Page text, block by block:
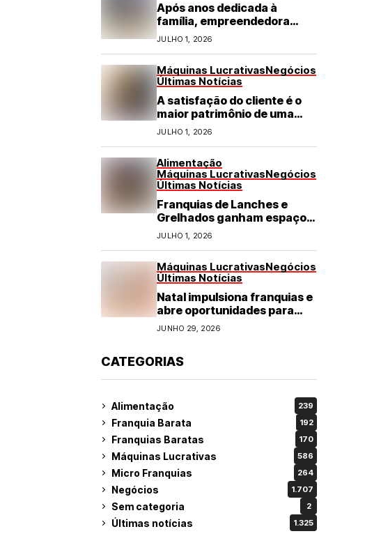
Após anos dedicada à
família, empreendedora
transforma franquia de
turismo em negócio de
JULHO 1, 2026
Máquinas LucrativasNegócios
Últimas Notícias
A satisfação do cliente é o
maior patrimônio de uma
franquia
JULHO 1, 2026
Alimentação
Máquinas LucrativasNegócios
Últimas Notícias
Franquias de Lanches e
Grelhados ganham espaço
com demanda por refeições
rápidas e de qualidade
JULHO 1, 2026
Máquinas LucrativasNegócios
Últimas Notícias
Natal impulsiona franquias e
abre oportunidades para
diversos segmentos do
JUNHO 29, 2026
CATEGORIAS
Alimentação 239
Franquia Barata 192
Franquias Baratas 170
Máquinas Lucrativas 586
Micro Franquias 264
Negócios 1.707
Sem categoria 2
Últimas notícias 1.325